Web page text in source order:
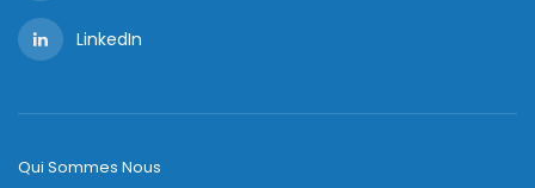
LinkedIn
Qui Sommes Nous